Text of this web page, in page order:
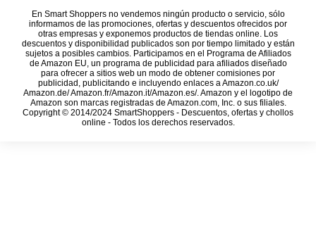
En Smart Shoppers no vendemos ningún producto o servicio, sólo
informamos de las promociones, ofertas y descuentos ofrecidos por
otras empresas y exponemos productos de tiendas online. Los
descuentos y disponibilidad publicados son por tiempo limitado y están
sujetos a posibles cambios. Participamos en el Programa de Afiliados
de Amazon EU, un programa de publicidad para afiliados diseñado
para ofrecer a sitios web un modo de obtener comisiones por
publicidad, publicitando e incluyendo enlaces a Amazon.co.uk/
Amazon.de/ Amazon.fr/Amazon.it/Amazon.es/. Amazon y el logotipo de
Amazon son marcas registradas de Amazon.com, Inc. o sus filiales.
Copyright © 2014/2024 SmartShoppers - Descuentos, ofertas y chollos
online - Todos los derechos reservados.